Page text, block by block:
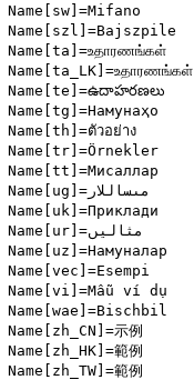
Name[sw]=Mifano
Name[szl]=Bajszpile
Name[ta]=உதாரணங்கள்
Name[ta_LK]=உதாரணங்கள்
Name[te]=ఉదాహరణలు
Name[tg]=Намунаҳо
Name[th]=ตัวอย่าง
Name[tr]=Örnekler
Name[tt]=Мисаллар
Name[ug]=مىساللار
Name[uk]=Приклади
Name[ur]=مثالیں
Name[uz]=Намуналар
Name[vec]=Esempi
Name[vi]=Mẫu ví dụ
Name[wae]=Bischbil
Name[zh_CN]=示例
Name[zh_HK]=範例
Name[zh_TW]=範例